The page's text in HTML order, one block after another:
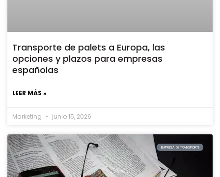
Transporte de palets a Europa, las
opciones y plazos para empresas
españolas
LEER MÁS »
Marketing junio 15, 2026
EMPRESA DE TRANSPORTE